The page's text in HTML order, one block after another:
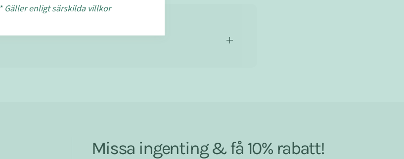
Missa ingenting & få 10% rabatt!
* Gäller enligt särskilda villkor